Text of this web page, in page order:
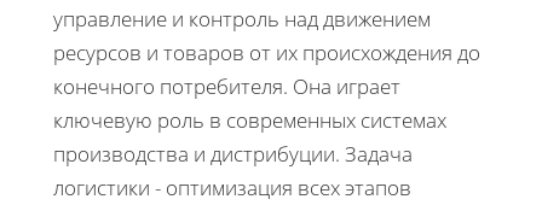
управление и контроль над движением
ресурсов и товаров от их происхождения до
конечного потребителя. Она играет
ключевую роль в современных системах
производства и дистрибуции. Задача
логистики - оптимизация всех этапов